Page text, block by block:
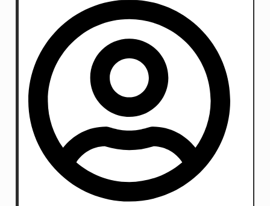
yang sering kali berujung pada debat tanpa solusi.